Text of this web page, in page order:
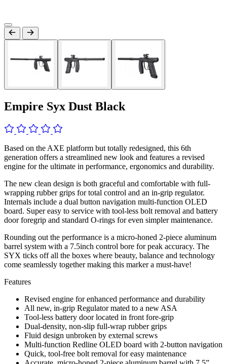
Based on the AXE platform but totally redesigned, this 6th
generation offers a streamlined new look and features a revised
The new clean design is both graceful and comfortable with full-
wrapping rubber grips for total control and an in-grip regulator.
Internals include a dual button navigation multi-function OLED
board. Super easy to service with tool-less bolt removal and battery
Rounding out the performance is a micro-honed 2-piece aluminum
barrel system with a 7.5inch control bore for peak accuracy. The
SYX ticks off all the boxes where beauty, balance and technology
Revised engine for enhanced performance and durability
All new, in-grip Regulator mated to a new ASA
Tool-less battery door located in front fore-grip
Dual-density, non-slip full-wrap rubber grips
Fluid design unbroken by external screws
Multi-function Redline OLED board with 2-button navigation